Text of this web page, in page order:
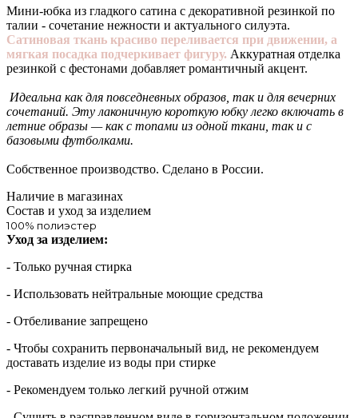
Мини-юбка из гладкого сатина с декоративной резинкой по
талии - сочетание нежности и актуального силуэта.
Сатиновая ткань красиво переливается при движении, а
мягкая посадка подчеркивает фигуру. Аккуратная отделка
резинкой с фестонами добавляет романтичный акцент.
Идеальна как для повседневных образов, так и для вечерних
сочетаний. Эту лаконичную короткую юбку легко включать в
летние образы — как с топами из одной ткани, так и с
базовыми футболками.
Собственное производство. Сделано в России.
Наличие в магазинах
Состав и уход за изделием
100% полиэстер
Уход за изделием:
- Только ручная стирка
- Использовать нейтральные моющие средства
- Отбеливание запрещено
- Чтобы сохранить первоначальный вид, не рекомендуем
доставать изделие из воды при стирке
- Рекомендуем только легкий ручной отжим